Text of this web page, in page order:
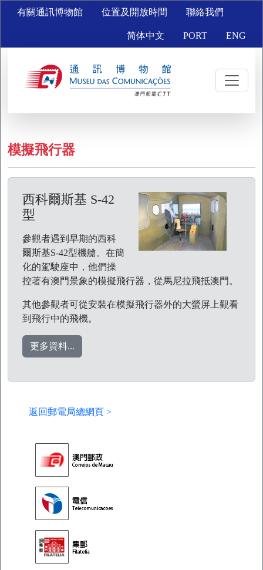
有關通訊博物館 位置及開放時間 聯絡我們
简体中文 PORT ENG
模擬飛行器
西科爾斯基 S-42
型
參觀者遇到早期的西科
爾斯基S-42型機艙。在簡
化的駕駛座中，他們操
控著有澳門景象的模擬飛行器，從馬尼拉飛抵澳門。
其他參觀者可從安裝在模擬飛行器外的大螢屏上觀看
到飛行中的飛機。
更多資料...
返回郵電局總網頁 >